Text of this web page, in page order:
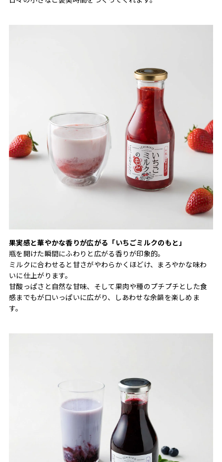
果実感と華やかな香りが広がる「いちごミルクのもと」
瓶を開けた瞬間にふわりと広がる香りが印象的。
ミルクに合わせると甘さがやわらかくほどけ、まろやかな味わ
いに仕上がります。
甘酸っぱさと自然な甘味、そして果肉や種のプチプチとした食
感までもが口いっぱいに広がり、しあわせな余韻を楽しめま
す。